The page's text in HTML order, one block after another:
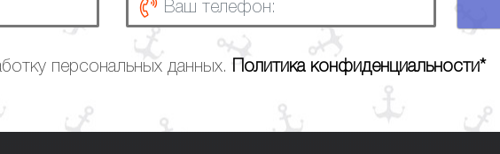
персональных данных. Политика конфиденциальности*